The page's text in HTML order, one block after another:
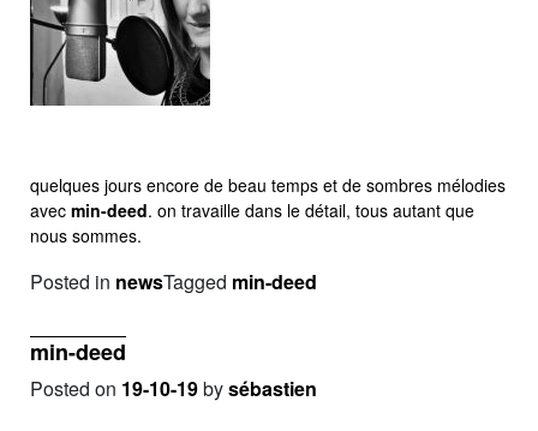
quelques jours encore de beau temps et de sombres mélodies
avec min-deed. on travaille dans le détail, tous autant que
nous sommes.
Posted in newsTagged min-deed
min-deed
Posted on 19-10-19bysébastien